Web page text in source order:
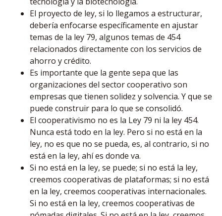
El proyecto de ley, si lo llegamos a estructurar,
debería enfocarse específicamente en ajustar
temas de la ley 79, algunos temas de 454
relacionados directamente con los servicios de
ahorro y crédito.
Es importante que la gente sepa que las
organizaciones del sector cooperativo son
empresas que tienen solidez y solvencia. Y que se
puede construir para lo que se consolidó.
El cooperativismo no es la Ley 79 ni la ley 454.
Nunca está todo en la ley. Pero si no está en la
ley, no es que no se pueda, es, al contrario, si no
está en la ley, ahí es donde va.
Si no está en la ley, se puede; si no está la ley,
creemos cooperativas de plataformas; si no está
en la ley, creemos cooperativas internacionales.
Si no está en la ley, creemos cooperativas de